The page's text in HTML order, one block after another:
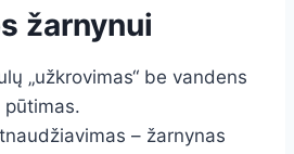
žarnynui
„užkrovimas“ be vandens
– žarnynas